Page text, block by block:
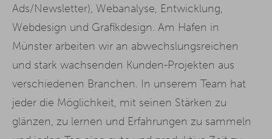
Ads/Newsletter), Webanalyse, Entwicklung,
Webdesign und Grafikdesign. Am Hafen in
Münster arbeiten wir an abwechslungsreichen
und stark wachsenden Kunden-Projekten aus
verschiedenen Branchen. In unserem Team hat
jeder die Möglichkeit, mit seinen Stärken zu
glänzen, zu lernen und Erfahrungen zu sammeln